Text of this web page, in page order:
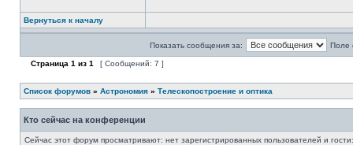
Вернуться к началу
Показать сообщения за: Поле
Страница 1 из 1 [ Сообщений: 7 ]
Список форумов » Астрономия » Телескопостроение и оптика
Кто сейчас на конференции
Сейчас этот форум просматривают: нет зарегистрированных пользователей и